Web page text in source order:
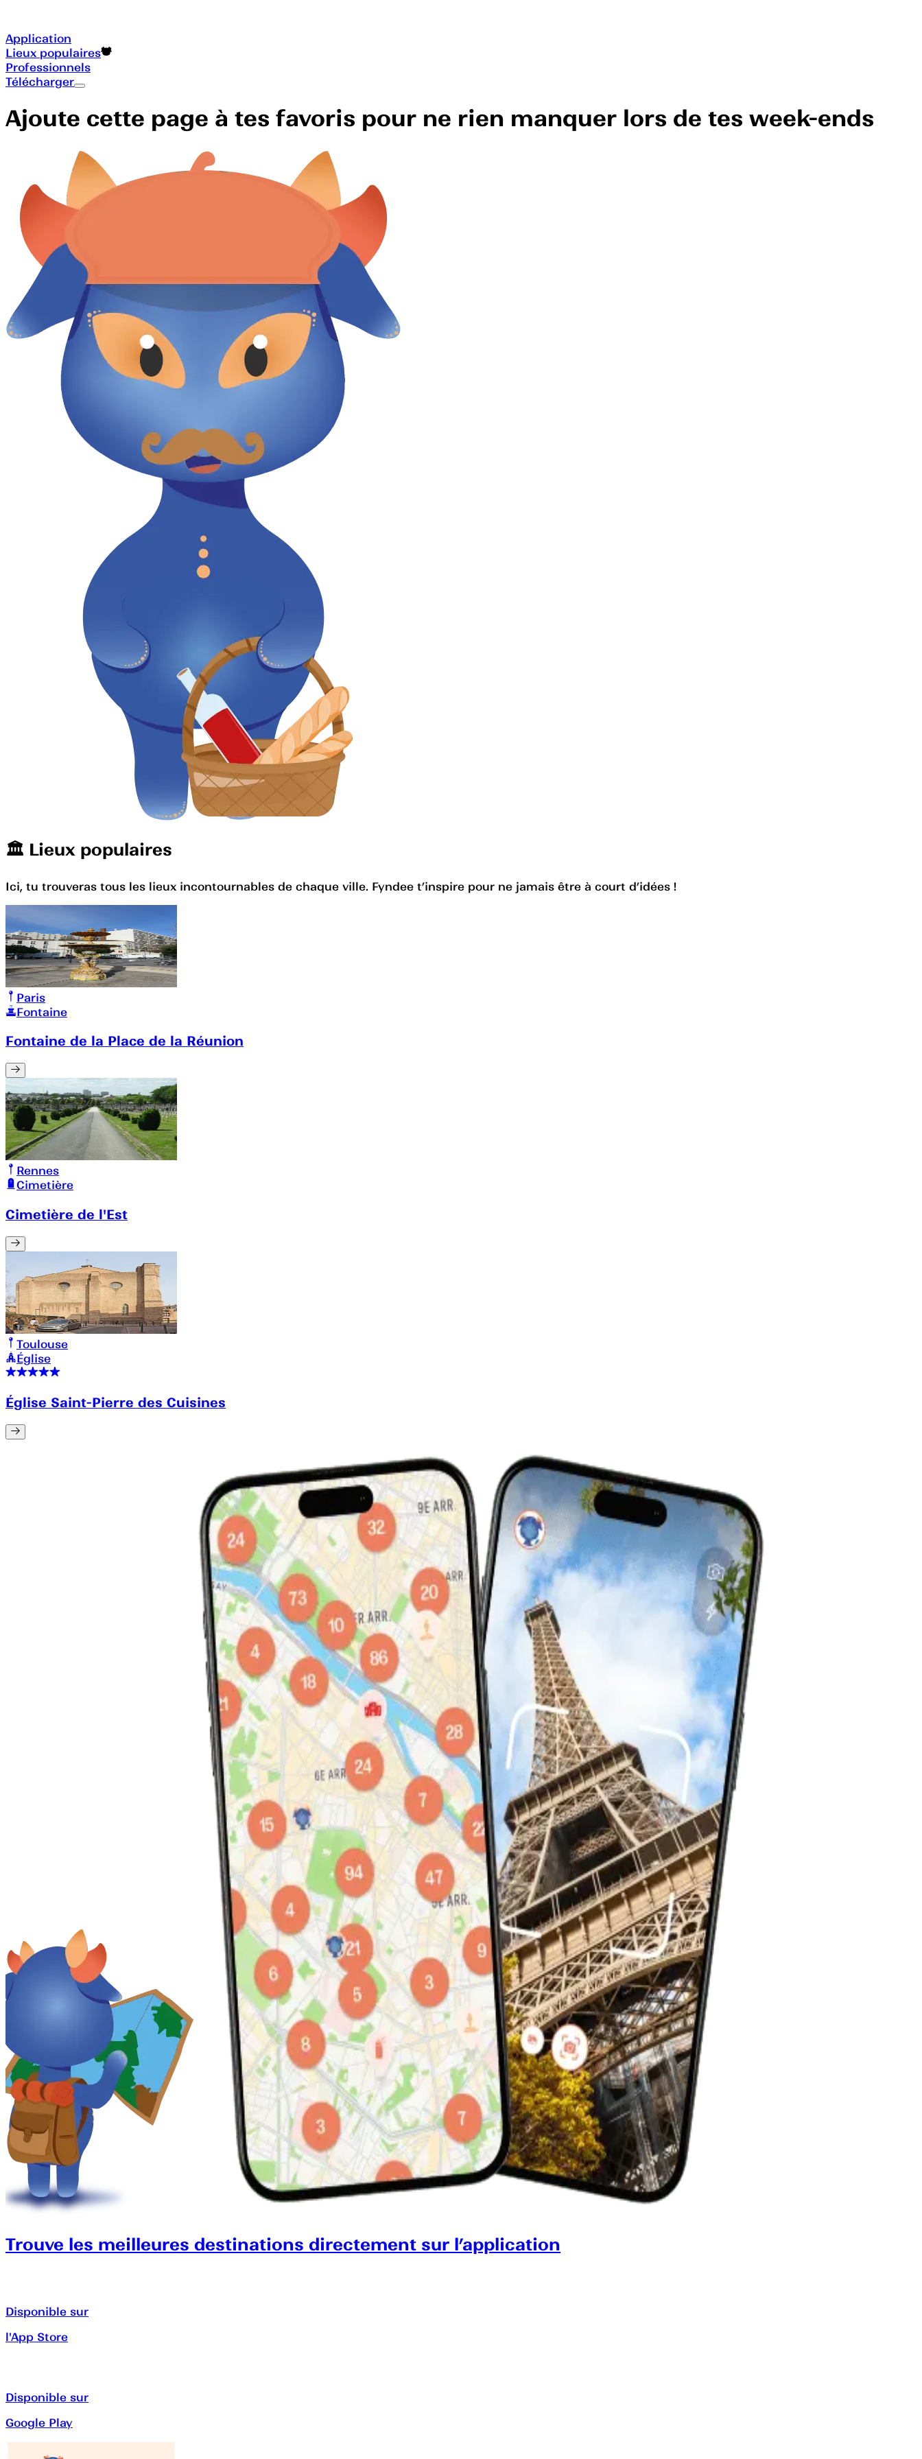
Application
Lieux populaires
Professionnels
Télécharger
Ajoute cette page à tes favoris pour ne rien manquer lors de tes week-ends
🏛️️ Lieux populaires
Ici, tu trouveras tous les lieux incontournables de chaque ville. Fyndee t’inspire pour ne jamais être à court d’idées !
Paris
Fontaine
Fontaine de la Place de la Réunion
Rennes
Cimetière
Cimetière de l'Est
Toulouse
Église
Église Saint-Pierre des Cuisines
Trouve les meilleures destinations directement sur l’application
Disponible sur
l'App Store
Disponible sur
Google Play